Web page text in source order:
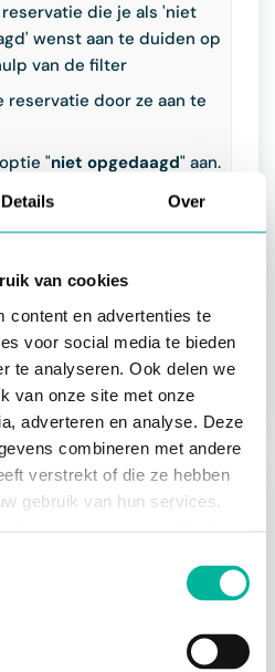
Details Over
van cookies
content en advertenties te
voor social media te bieden
te analyseren. Ook delen we
van onze site met onze
adverteren en analyse. Deze
combineren met andere
verstrekt of die ze hebben
gebruik van hun services.
en kunnen niet worden
enkel een informatieplicht. U
die je als 'niet
wenst aan te duiden op
van de filter
reservatie door ze aan te
"niet opgedaagd" aan.
opgedaagd.Zo kan je het
maken voor iemand om
wanneer de persoon in
2x gereserveerd
voor resources